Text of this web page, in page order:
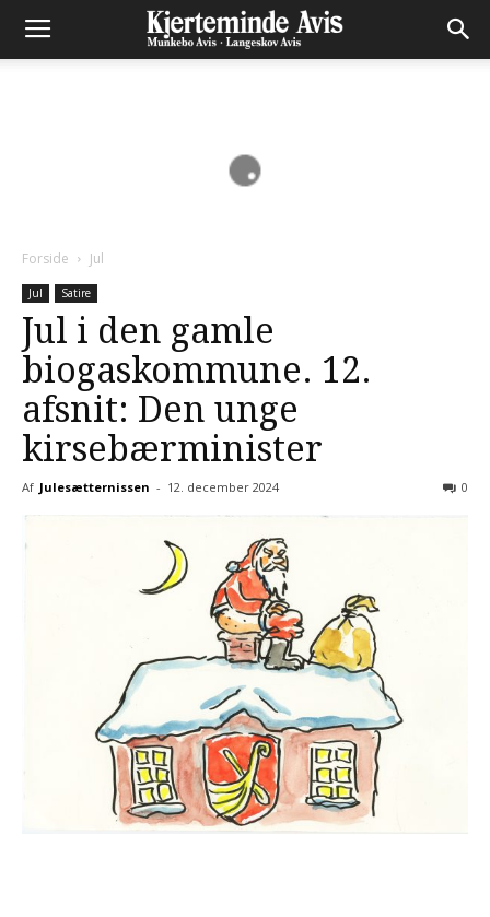
Forside Jul
Jul Satire
Jul i den gamle
biogaskommune. 12.
afsnit: Den unge
kirsebærminister
Af Julesætternissen - 12. december 2024 0